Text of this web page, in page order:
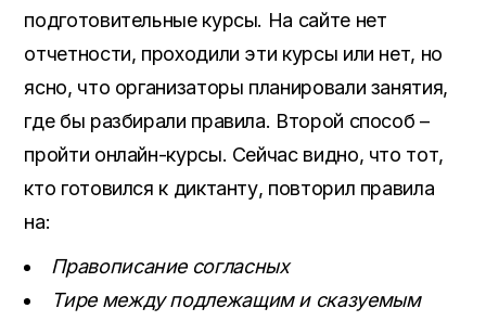
подготовительные курсы. На сайте нет
отчетности, проходили эти курсы или нет, но
ясно, что организаторы планировали занятия,
где бы разбирали правила. Второй способ –
пройти онлайн-курсы. Сейчас видно, что тот,
кто готовился к диктанту, повторил правила
на:
Правописание согласных
Тире между подлежащим и сказуемым